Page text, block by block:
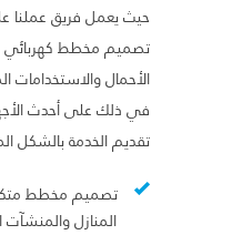
حيث يعمل فريق عملنا
تصميم مخطط كهربائي
الأحمال
في ذلك على أحدث
تقديم الخدمة بالشكل
تصميم مخطط
المنازل والمنشآت